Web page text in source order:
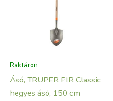
Raktáron
Ásó, TRUPER PIR Classic
hegyes ásó, 150 cm